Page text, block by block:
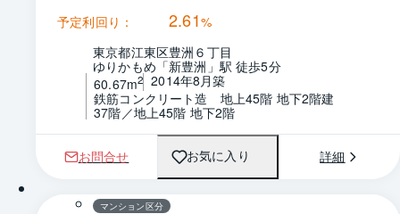
予定利回り： 2.61%
東京都江東区豊洲６丁目
ゆりかもめ「新豊洲」駅 徒歩5分
60.67m2 2014年8月築
鉄筋コンクリート造　地上45階 地下2階建
37階／地上45階 地下2階
お問合せ お気に入り 詳細
1 / 0 間取り
マンション区分